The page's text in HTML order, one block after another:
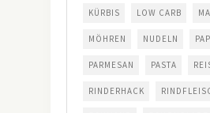
KÜRBIS LOW CARB
MÖHREN NUDELN
PARMESAN PASTA
RINDERHACK